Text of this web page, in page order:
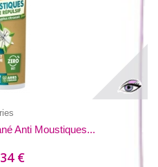
Anti Moustiques...
€